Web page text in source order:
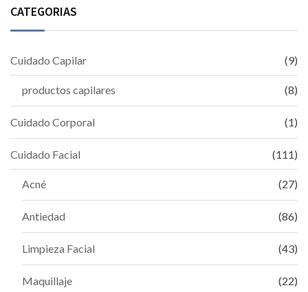
CATEGORIAS
Cuidado Capilar (9)
productos capilares (8)
Cuidado Corporal (1)
Cuidado Facial (111)
Acné (27)
Antiedad (86)
Limpieza Facial (43)
Maquillaje (22)